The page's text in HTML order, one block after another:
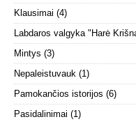
Klausimai (4)
Labdaros valgyka "Harė
Mintys (3)
Nepaleistuvauk (1)
Pamokančios istorijos (6)
Pasidalinimai (1)